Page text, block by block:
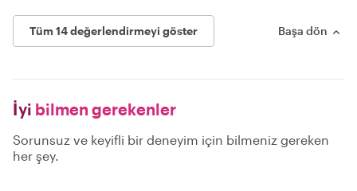
Tüm 14 değerlendirmeyi göster Başa dön
İyi bilmen gerekenler
Sorunsuz ve keyifli bir deneyim için bilmeniz gereken
her şey.